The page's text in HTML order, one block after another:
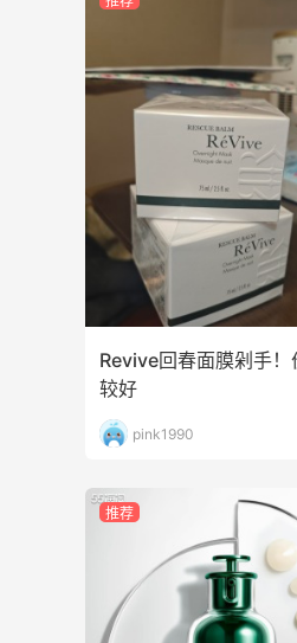
Revive回春面膜剁手！
较好
pink1990
推荐
天猫超市买
08月09日
烤肉五花肉才
奥尔良烤鸡
朋友爱吃